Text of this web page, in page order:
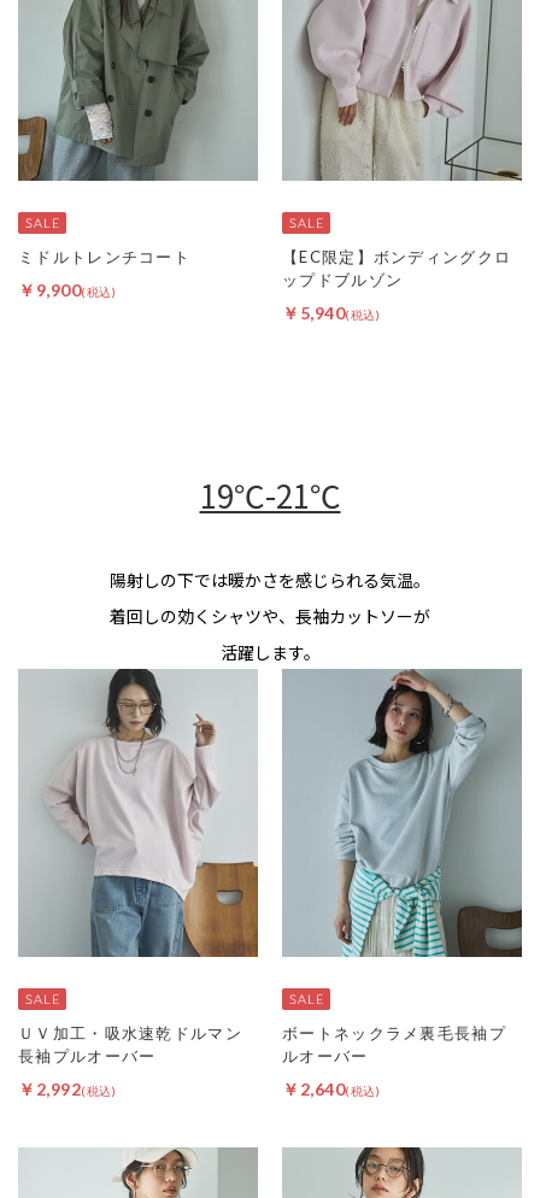
ミドルトレンチコート
￥9,900
【EC限定】ボンディングクロ
ップドブルゾン
￥5,940
19℃-21℃
陽射しの下では暖かさを感じられる気温。
着回しの効くシャツや、長袖カットソーが
活躍します。
ＵＶ加工・吸水速乾ドルマン
長袖プルオーバー
￥2,992
ボートネックラメ裏毛長袖プ
ルオーバー
￥2,640